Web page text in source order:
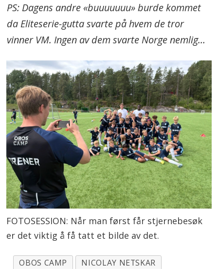
PS: Dagens andre «buuuuuuu» burde kommet
da Eliteserie-gutta svarte på hvem de tror
vinner VM. Ingen av dem svarte Norge nemlig…
FOTOSESSION: Når man først får stjernebesøk
er det viktig å få tatt et bilde av det.
OBOS CAMP
NICOLAY NETSKAR